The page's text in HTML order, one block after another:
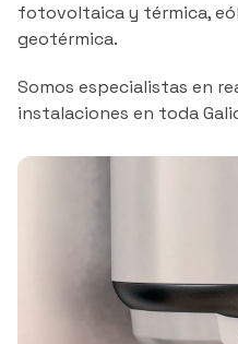
fotovoltaica y térmica,
geotérmica.
Somos especialistas en
instalaciones en toda